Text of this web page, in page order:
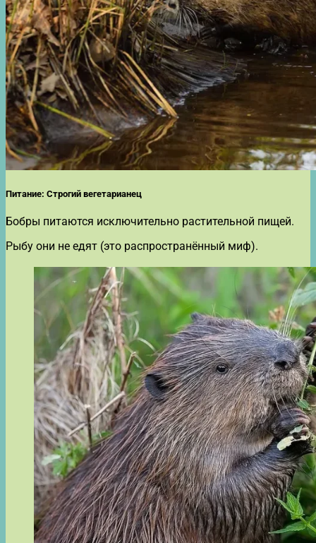
Питание: Строгий вегетарианец
Бобры питаются исключительно растительной пищей.
Рыбу они не едят (это распространённый миф).